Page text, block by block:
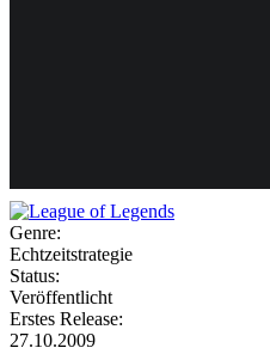
Genre:
Echtzeitstrategie
Status:
Veröffentlicht
Erstes Release:
27.10.2009